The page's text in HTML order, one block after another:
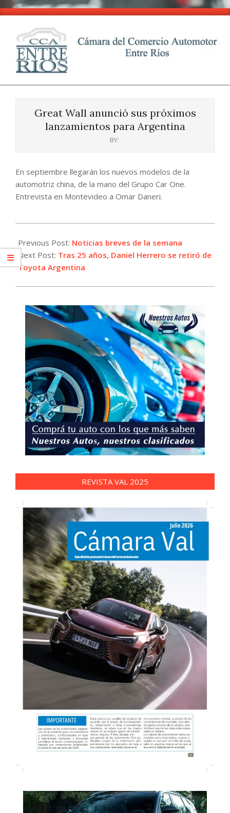
Skip
content
CCA
EntreGreat Wall anunció sus próximos
lanzamientos para Argentina
BY:
En septiembre llegarán los nuevos modelos de la
automotriz china, de la mano del Grupo Car One.
Entrevista en Montevideo a Omar Daneri.
07-
26
Previous Post: Noticias breves de la semana
Next Post: Tras 25 años, Daniel Herrero se retiró de
Toyota Argentina
REVISTA VAL 2025